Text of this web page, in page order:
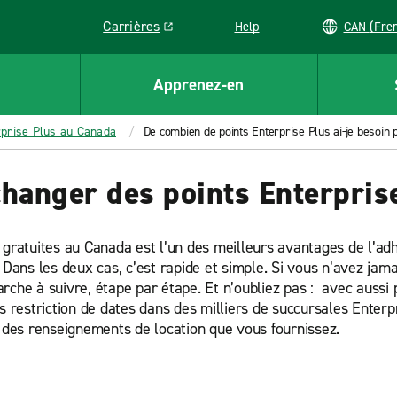
Carrières
Link opens in a new window
Help CAN
Apprenez-en
Plus au Canada De combien de points Enterprise Plus ai-je
des points
au Canada est l’un des meilleurs avantages de
les deux cas, c’est rapide et simple. Si vous n’avez
à suivre, étape par étape. Et n’oubliez pas : avec
de dates dans des milliers de succursales
renseignements de location que vous fournissez.